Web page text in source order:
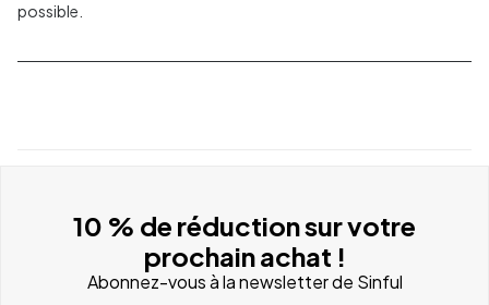
possible.
10 % de réduction sur votre
prochain achat !
Abonnez-vous à la newsletter de Sinful